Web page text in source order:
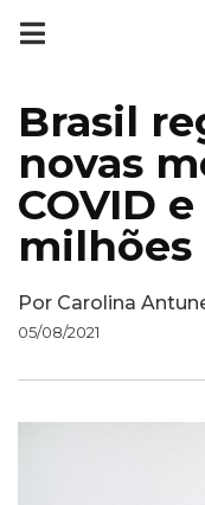
Brasil
novas
COVID
milhões
Por Carolina
05/08/2021